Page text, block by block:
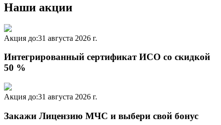
Наши акции
Акция до:31 августа 2026 г.
Интегрированный сертификат ИСО со скидкой
50 %
Акция до:31 августа 2026 г.
Закажи Лицензию МЧС и выбери свой бонус